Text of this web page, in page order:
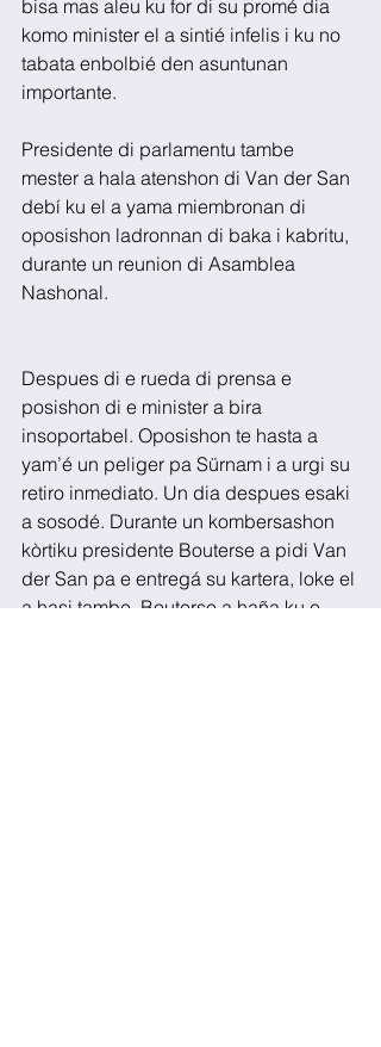
bisa mas aleu ku for di su promé dia
komo minister el a sintié infelis i ku no
tabata enbolbié den asuntunan
importante.
Presidente di parlamentu tambe
mester a hala atenshon di Van der San
debí ku el a yama miembronan di
oposishon ladronnan di baka i kabritu,
durante un reunion di Asamblea
Nashonal.
Despues di e rueda di prensa e
posishon di e minister a bira
insoportabel. Oposishon te hasta a
yam’é un peliger pa Sürnam i a urgi su
retiro inmediato. Un dia despues esaki
a sosodé. Durante un kombersashon
kòrtiku presidente Bouterse a pidi Van
der San pa e entregá su kartera, loke el
a hasi tambe. Bouterse a haña ku e